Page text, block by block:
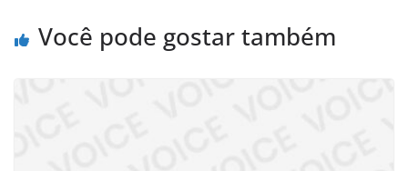
Você pode gostar também